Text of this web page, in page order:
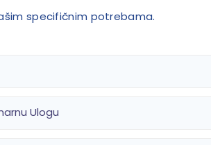
specifičnim potrebama.
Ulogu